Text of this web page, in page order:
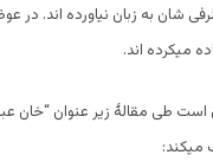
شان به زبان نیاورده اند. در
میکرده اند.
طی مقالۀ زیر عنوان “خان